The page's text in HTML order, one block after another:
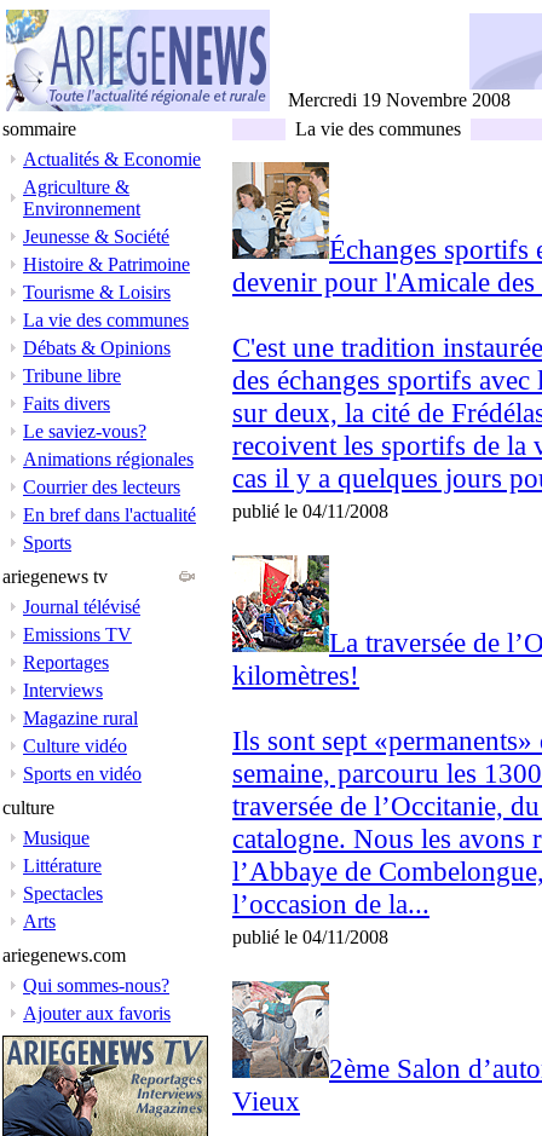
Mercredi 19 Novembre 2008
sommaire
Actualités & Economie
Agriculture &
Environnement
Jeunesse & Société
Histoire & Patrimoine
Tourisme & Loisirs
La vie des communes
Débats & Opinions
Tribune libre
Faits divers
Le saviez-vous?
Animations régionales
Courrier des lecteurs
En bref dans l'actualité
Sports
ariegenews tv
Journal télévisé
Emissions TV
Reportages
Interviews
Magazine rural
Culture vidéo
Sports en vidéo
culture
Musique
Littérature
Spectacles
Arts
ariegenews.com
Qui sommes-nous?
Ajouter aux favoris
La vie des communes
Échanges sportifs
devenir pour l'Amicale des
C'est une tradition
des échanges sportifs
sur deux, la cité de
recoivent les sportifs de la
cas il y a quelques jours
publié le 04/11/2008
La traversée de
kilomètres!
Ils sont sept
semaine, parcouru les
traversée de l’Occitanie,
catalogne. Nous les avons
l’Abbaye de
l’occasion de la...
publié le 04/11/2008
2ème Salon
Vieux